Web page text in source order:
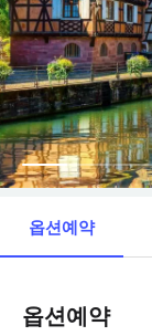
옵션예약
옵션예약